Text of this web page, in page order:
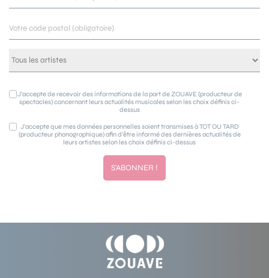
J’accepte de recevoir des informations de la part de ZOUAVE (producteur de
spectacles) concernant leurs actualités musicales selon les choix définis ci-
dessus
J’accepte que mes données personnelles soient transmises à TOT OU TARD
(producteur phonographique) afin d’être informé des dernières actualités de
leurs artistes selon les choix définis ci-dessus